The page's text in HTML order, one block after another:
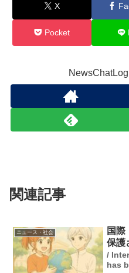
X
Pocket
関連記事
ニュース・社会
国際
保護
/
has